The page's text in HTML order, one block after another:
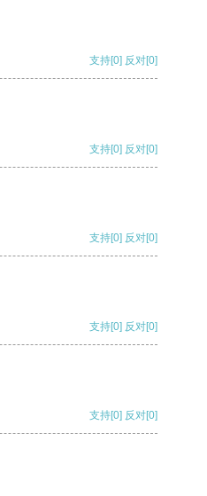
支持[0] 反对[0]
支持[0] 反对[0]
支持[0] 反对[0]
支持[0] 反对[0]
支持[0] 反对[0]